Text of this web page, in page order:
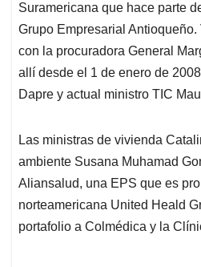
Suramericana que hace parte
Grupo Empresarial
con la procuradora General
allí desde el 1 de enero de
Dapre y actual ministro TIC
Las ministras de vivienda
ambiente Susana Muhamad
Aliansalud, una EPS que es
norteamericana United Heald
portafolio a Colmédica y la